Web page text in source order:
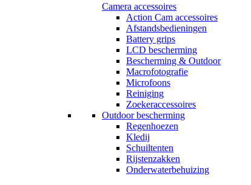
Camera accessoires
Action Cam accessoires
Afstandsbedieningen
Battery grips
LCD bescherming
Bescherming & Outdoor
Macrofotografie
Microfoons
Reiniging
Zoekeraccessoires
Outdoor bescherming
Regenhoezen
Kledij
Schuiltenten
Rijstenzakken
Onderwaterbehuizing